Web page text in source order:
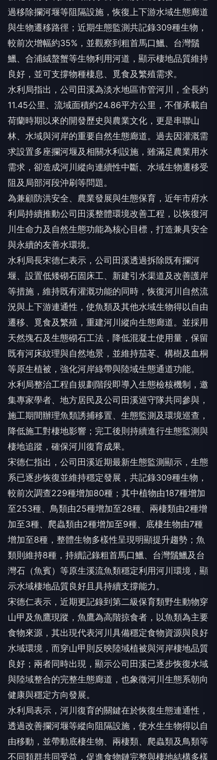
過移除攔河堰等阻隔設施，恢復上下游水域生態廊道
與生物遷移路徑；近期生態監測共記錄309種生物，
較前次增幅約35%，並觀察到粗首馬口鱲、台灣鬚
鱲、合浦絨螯蟹等生物利用河道，顯示棲地品質維持
良好，並可支撐物種棲息、覓食及繁殖需求。
水利局指出，公司田溪為淡水地區市管河川，全長約
11.45公里、流域面積約24.86平方公里，不僅承載自
荷蘭時期以來的開發歷史與農業文化，更是串聯山
林、水域與河岸的重要自然生態廊道。過去因灌溉需
求設置多座攔河堰及相關水利設施，雖滿足農業用水
需求，卻造成河川縱向連續性中斷、水域生物遷移受
阻及局部河段沖刷等問題。
為兼顧防洪安全、農業發展與生態保育，近年市府水
利局持續推動公司田溪整體環境改善工程，以恢復河
川生命力及自然生態功能為核心目標，打造兼具安全
與永續的友善水環境。
水利局長宋德仁表示，公司田溪透過拆除既有攔河
堰、設置低矮砌石固床工、新建引水渠道及改善護岸
等措施，維持既有灌溉功能的同時，恢復河川自然流
況與上下游連通性，使魚類及其他水域生物得以自由
遷移、覓食及繁殖，重建河川縱向生態廊道。並採用
天然塊石及生態砌石工法，降低混凝土使用量，保留
既有河床紋理與自然地景，並維持茄苳、構樹及血桐
等原生植被，強化河岸綠帶與陸域生態通道功能。
水利局整治工程自規劃階段即導入生態檢核機制，邀
集專家學者、地方居民及公司田溪巡守隊共同參與，
施工期間辦理魚類誘捕移置、生態監測及環境巡查，
降低施工對棲地影響；完工後則持續進行生態監測與
棲地追蹤，確保河川復育成果。
宋德仁指出，公司田溪近期最新生態監測顯示，生態
系已逐步恢復並維持穩定發展，共記錄309種生物，
較前次調查229種增加80種；其中植物由187種增加
至253種、鳥類由25種增加至28種、兩棲類由2種增
加至3種、爬蟲類由2種增加至9種、底棲生物由7種
增加至8種，整體生物多樣性呈現明顯提升趨勢；魚
類則維持8種，持續記錄粗首馬口鱲、台灣鬚鱲及台
灣石（魚賓）等原生溪流魚類穩定利用河川環境，顯
示水域棲地品質良好且具持續支撐能力。
宋德仁表示，近期更記錄到第二級保育類野生動物穿
山甲及魚鷹現蹤，魚鷹為高階掠食者，以魚類為主要
食物來源，其出現代表河川具備穩定食物資源與良好
水域環境，而穿山甲則反映陸域植被與河岸棲地品質
良好；兩者同時出現，顯示公司田溪已逐步恢復水域
與陸域整合的完整生態廊道，也象徵河川生態系朝向
健康與穩定方向發展。
水利局表示，河川復育的關鍵在於恢復生態連通性，
透過改善攔河堰等縱向阻隔設施，使水生生物得以自
由移動，並帶動底棲生物、兩棲類、爬蟲類及鳥類等
不同類群共同受益，促進食物鏈完整與棲地結構多樣